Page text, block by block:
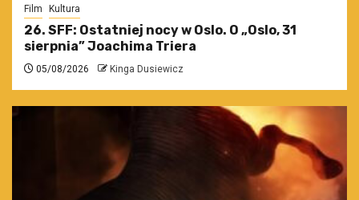
Film Kultura
26. SFF: Ostatniej nocy w Oslo. O „Oslo, 31
sierpnia” Joachima Triera
05/08/2026 Kinga Dusiewicz